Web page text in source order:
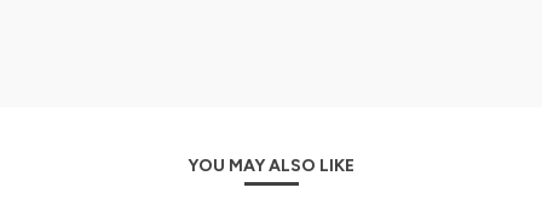
YOU MAY ALSO LIKE